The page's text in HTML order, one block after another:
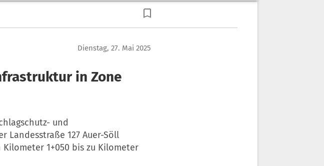
Dienstag, 27. Mai 2025
in Zone
und
Landesstraße 127 Auer-Söll
1+050 bis zu Kilometer